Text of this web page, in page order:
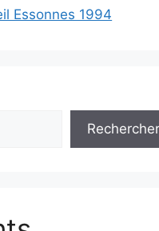
Essonnes 1994
Rechercher